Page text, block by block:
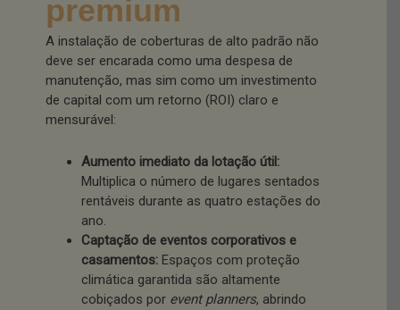
premium
A instalação de coberturas de alto padrão não
deve ser encarada como uma despesa de
manutenção, mas sim como um investimento
de capital com um retorno (ROI) claro e
mensurável:
Aumento imediato da lotação útil:
Multiplica o número de lugares sentados
rentáveis durante as quatro estações do
ano.
Captação de eventos corporativos e
casamentos: Espaços com proteção
climática garantida são altamente
cobiçados por event planners, abrindo